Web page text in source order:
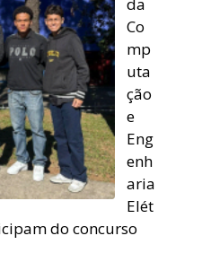
Co
mp
uta
ção
e
Eng
enh
aria
Elét
do concurso